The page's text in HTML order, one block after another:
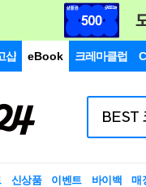
샵 eBook 크레마클럽
신상품 이벤트 바이백 매